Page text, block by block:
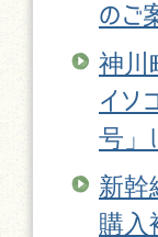
のご
神川
イソ
号」
新幹
購入